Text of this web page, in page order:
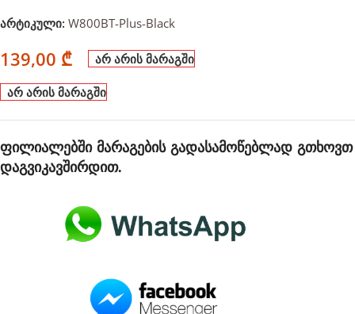
არტიკული: W800BT-Plus-Black
139,00 ₾ არ არის მარაგში
არ არის მარაგში
ფილიალებში მარაგების გადასამოწებლად გთხოვთ
დაგვიკავშირდით.